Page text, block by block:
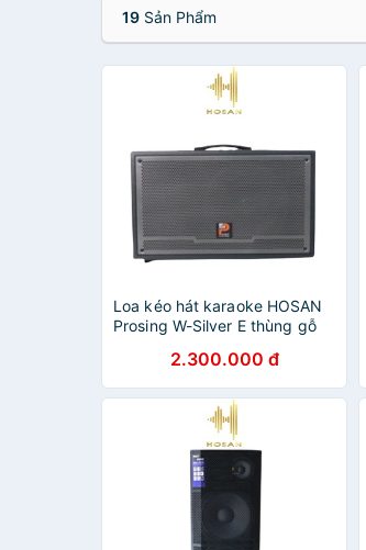
19 Sản Phẩm
Loa kéo hát karaoke HOSAN
Prosing W-Silver E thùng gỗ
2.300.000 đ